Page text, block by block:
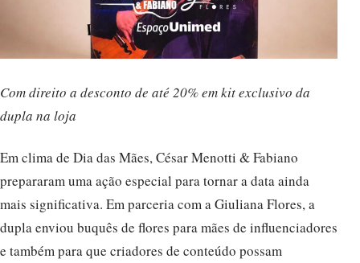
Com direito a desconto de até 20% em kit exclusivo da
dupla na loja
Em clima de Dia das Mães, César Menotti & Fabiano
prepararam uma ação especial para tornar a data ainda
mais significativa. Em parceria com a Giuliana Flores, a
dupla enviou buquês de flores para mães de influenciadores
e também para que criadores de conteúdo possam